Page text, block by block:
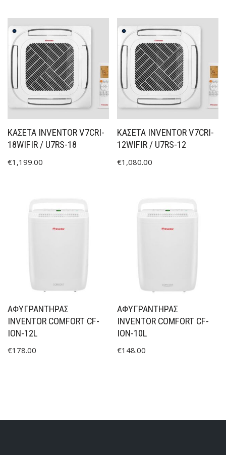
ΚΑΣΕΤΑ INVENTOR V7CRI-
18WIFIR / U7RS-18
€1,199.00
ΚΑΣΕΤΑ INVENTOR V7CRI-
12WIFIR / U7RS-12
€1,080.00
ΑΦΥΓΡΑΝΤΉΡΑΣ
INVENTOR COMFORT CF-
ION-12L
€178.00
ΑΦΥΓΡΑΝΤΉΡΑΣ
INVENTOR COMFORT CF-
ION-10L
€148.00